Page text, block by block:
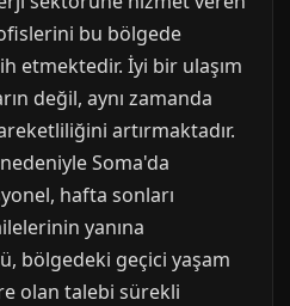
bu bölgede
etmektedir. İyi bir ulaşım
değil, aynı zamanda
artırmaktadır.
Soma'da
hafta sonları
yanına
bölgedeki geçici yaşam
olan talebi sürekli